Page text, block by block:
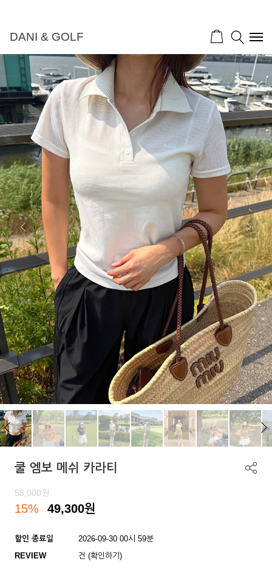
DANI & GOLF
쿨 엠보 메쉬 카라티
58,000원
15% 49,300원
할인 종료일
2026-09-30 00시 59분
REVIEW
건 (확인하기)